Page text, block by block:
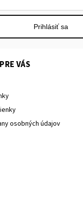
Prihlásiť sa
VÁS
osobných údajov